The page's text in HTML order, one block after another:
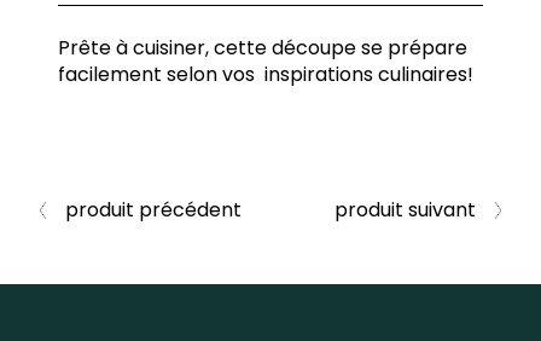
Prête à cuisiner, cette découpe se prépare
facilement selon vos inspirations culinaires!
produit précédent produit suivant